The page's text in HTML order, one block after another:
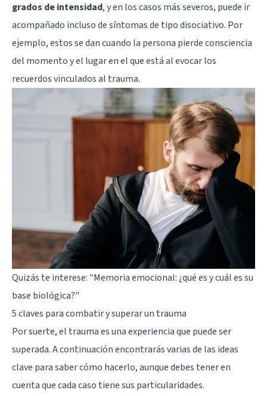
grados de intensidad, y en los casos más severos, puede ir
acompañado incluso de síntomas de tipo disociativo. Por
ejemplo, estos se dan cuando la persona pierde consciencia
del momento y el lugar en el que está al evocar los
recuerdos vinculados al trauma.
Quizás te interese: "Memoria emocional: ¿qué es y cuál es su
base biológica?"
5 claves para combatir y superar un trauma
Por suerte, el trauma es una experiencia que puede ser
superada. A continuación encontrarás varias de las ideas
clave para saber cómo hacerlo, aunque debes tener en
cuenta que cada caso tiene sus particularidades.